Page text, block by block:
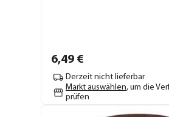
6,49 €
Derzeit nicht lieferbar
Markt auswählen, um die
prüfen